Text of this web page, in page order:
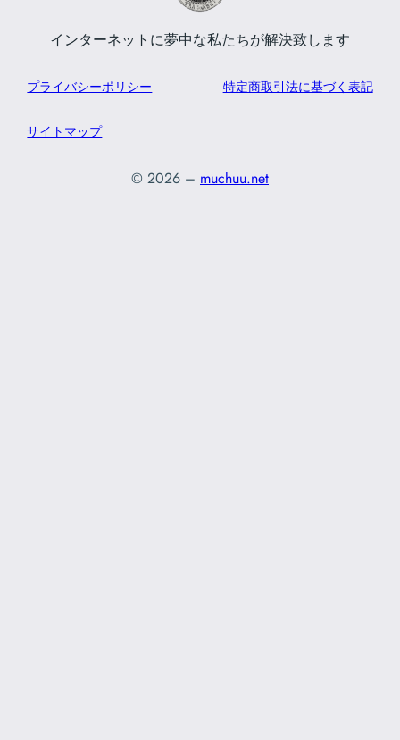
インターネットに夢中な私たちが解決致します
プライバシーポリシー 特定商取引法に基づく表記
サイトマップ
© 2026 – muchuu.net